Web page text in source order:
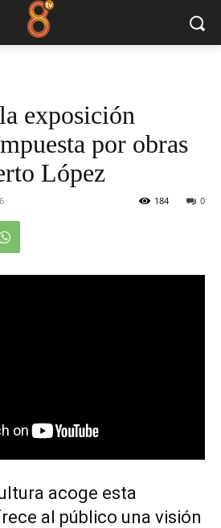
exposición
por obras
López
0
184
acoge esta
al público una visión